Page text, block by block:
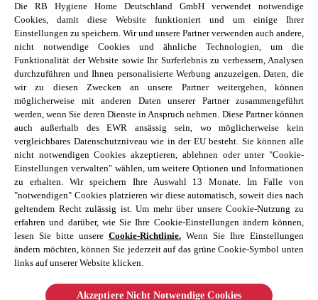
Lebensmittelvergiftung Hygiene
Hand-Mund-Fuss Krankheit
Baby-Krankheiten erkennen
Haustierbesitzer Reinigungstipps
Allergene im Schlafzimmer
Entdecke unsere Reckitt Marken
Finish
Air Wick
Vanish
Calgon
Cillit Bang
Die RB Hygiene Home Deutschland GmbH verwendet notwendige
Cookies, damit diese Website funktioniert und um einige Ihrer
Einstellungen zu speichern. Wir und unsere Partner verwenden auch andere,
nicht notwendige Cookies und ähnliche Technologien, um die
Funktionalität der Website sowie Ihr Surferlebnis zu verbessern, Analysen
durchzuführen und Ihnen personalisierte Werbung anzuzeigen. Daten, die
wir zu diesen Zwecken an unsere Partner weitergeben, können
möglicherweise mit anderen Daten unserer Partner zusammengeführt
werden, wenn Sie deren Dienste in Anspruch nehmen. Diese Partner können
auch außerhalb des EWR ansässig sein, wo möglicherweise kein
vergleichbares Datenschutzniveau wie in der EU besteht. Sie können alle
nicht notwendigen Cookies akzeptieren, ablehnen oder unter "Cookie-
Einstellungen verwalten" wählen, um weitere Optionen und Informationen
zu erhalten. Wir speichern Ihre Auswahl 13 Monate. Im Falle von
"notwendigen" Cookies platzieren wir diese automatisch, soweit dies nach
geltendem Recht zulässig ist. Um mehr über unsere Cookie-Nutzung zu
erfahren und darüber, wie Sie Ihre Cookie-Einstellungen ändern können,
lesen Sie bitte unsere Cookie-Richtlinie. Wenn Sie Ihre Einstellungen
ändern möchten, können Sie jederzeit auf das grüne Cookie-Symbol unten
links auf unserer Website klicken.
Akzeptiere Nicht Notwendige Cookies